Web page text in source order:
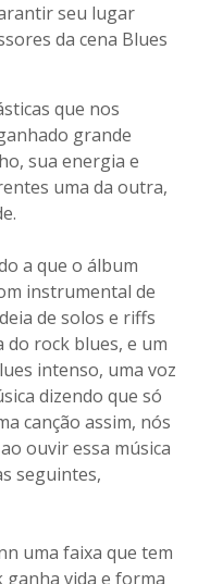
seu lugar
da cena Blues
que nos
grande
sua energia e
uma da outra,
a que o álbum
instrumental de
de solos e riffs
do rock blues, e um
intenso, uma voz
dizendo que só
canção assim, nós
ouvir essa música
seguintes,
uma faixa que tem
vida e forma